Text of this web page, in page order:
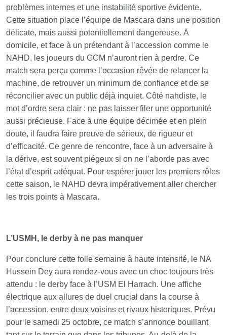
problèmes internes et une instabilité sportive évidente.
Cette situation place l’équipe de Mascara dans une position
délicate, mais aussi potentiellement dangereuse. À
domicile, et face à un prétendant à l’accession comme le
NAHD, les joueurs du GCM n’auront rien à perdre. Ce
match sera perçu comme l’occasion rêvée de relancer la
machine, de retrouver un minimum de confiance et de se
réconcilier avec un public déjà inquiet. Côté nahdiste, le
mot d’ordre sera clair : ne pas laisser filer une opportunité
aussi précieuse. Face à une équipe décimée et en plein
doute, il faudra faire preuve de sérieux, de rigueur et
d’efficacité. Ce genre de rencontre, face à un adversaire à
la dérive, est souvent piégeux si on ne l’aborde pas avec
l’état d’esprit adéquat. Pour espérer jouer les premiers rôles
cette saison, le NAHD devra impérativement aller chercher
les trois points à Mascara.
L’USMH, le derby à ne pas manquer
Pour conclure cette folle semaine à haute intensité, le NA
Hussein Dey aura rendez-vous avec un choc toujours très
attendu : le derby face à l’USM El Harrach. Une affiche
électrique aux allures de duel crucial dans la course à
l’accession, entre deux voisins et rivaux historiques. Prévu
pour le samedi 25 octobre, ce match s’annonce bouillant